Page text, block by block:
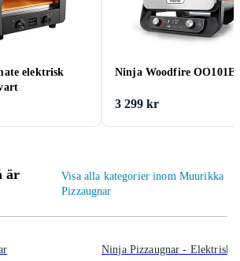
elektrisk
Ninja Woodfire
3 299 kr
är
Visa alla kategorier inom Muurikka
Pizzaugnar
Ninja Pizzaugnar - Elektrisk